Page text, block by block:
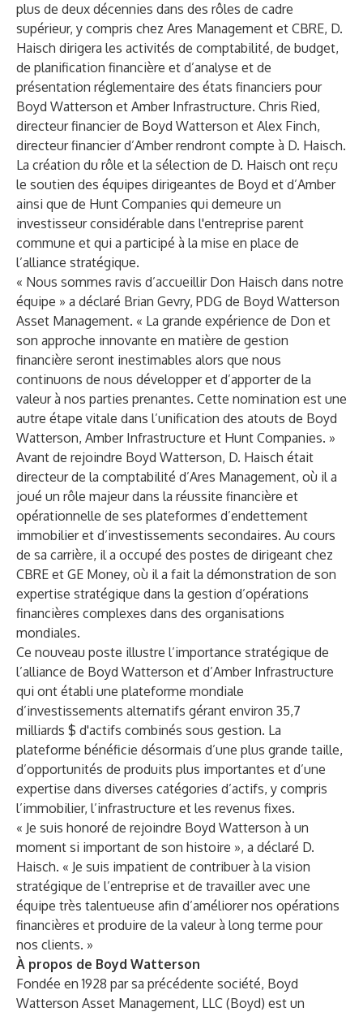
plus de deux décennies dans des rôles de cadre
supérieur, y compris chez Ares Management et CBRE, D.
Haisch dirigera les activités de comptabilité, de budget,
de planification financière et d’analyse et de
présentation réglementaire des états financiers pour
Boyd Watterson et Amber Infrastructure. Chris Ried,
directeur financier de Boyd Watterson et Alex Finch,
directeur financier d’Amber rendront compte à D. Haisch.
La création du rôle et la sélection de D. Haisch ont reçu
le soutien des équipes dirigeantes de Boyd et d’Amber
ainsi que de Hunt Companies qui demeure un
investisseur considérable dans l'entreprise parent
commune et qui a participé à la mise en place de
l’alliance stratégique.
« Nous sommes ravis d’accueillir Don Haisch dans notre
équipe » a déclaré Brian Gevry, PDG de Boyd Watterson
Asset Management. « La grande expérience de Don et
son approche innovante en matière de gestion
financière seront inestimables alors que nous
continuons de nous développer et d’apporter de la
valeur à nos parties prenantes. Cette nomination est une
autre étape vitale dans l’unification des atouts de Boyd
Watterson, Amber Infrastructure et Hunt Companies. »
Avant de rejoindre Boyd Watterson, D. Haisch était
directeur de la comptabilité d’Ares Management, où il a
joué un rôle majeur dans la réussite financière et
opérationnelle de ses plateformes d’endettement
immobilier et d’investissements secondaires. Au cours
de sa carrière, il a occupé des postes de dirigeant chez
CBRE et GE Money, où il a fait la démonstration de son
expertise stratégique dans la gestion d’opérations
financières complexes dans des organisations
mondiales.
Ce nouveau poste illustre l’importance stratégique de
l’alliance de Boyd Watterson et d’Amber Infrastructure
qui ont établi une plateforme mondiale
d’investissements alternatifs gérant environ 35,7
milliards $ d'actifs combinés sous gestion. La
plateforme bénéficie désormais d’une plus grande taille,
d’opportunités de produits plus importantes et d’une
expertise dans diverses catégories d’actifs, y compris
l’immobilier, l’infrastructure et les revenus fixes.
« Je suis honoré de rejoindre Boyd Watterson à un
moment si important de son histoire », a déclaré D.
Haisch. « Je suis impatient de contribuer à la vision
stratégique de l’entreprise et de travailler avec une
équipe très talentueuse afin d’améliorer nos opérations
financières et produire de la valeur à long terme pour
nos clients. »
À propos de Boyd Watterson
Fondée en 1928 par sa précédente société, Boyd
Watterson Asset Management, LLC (Boyd) est un